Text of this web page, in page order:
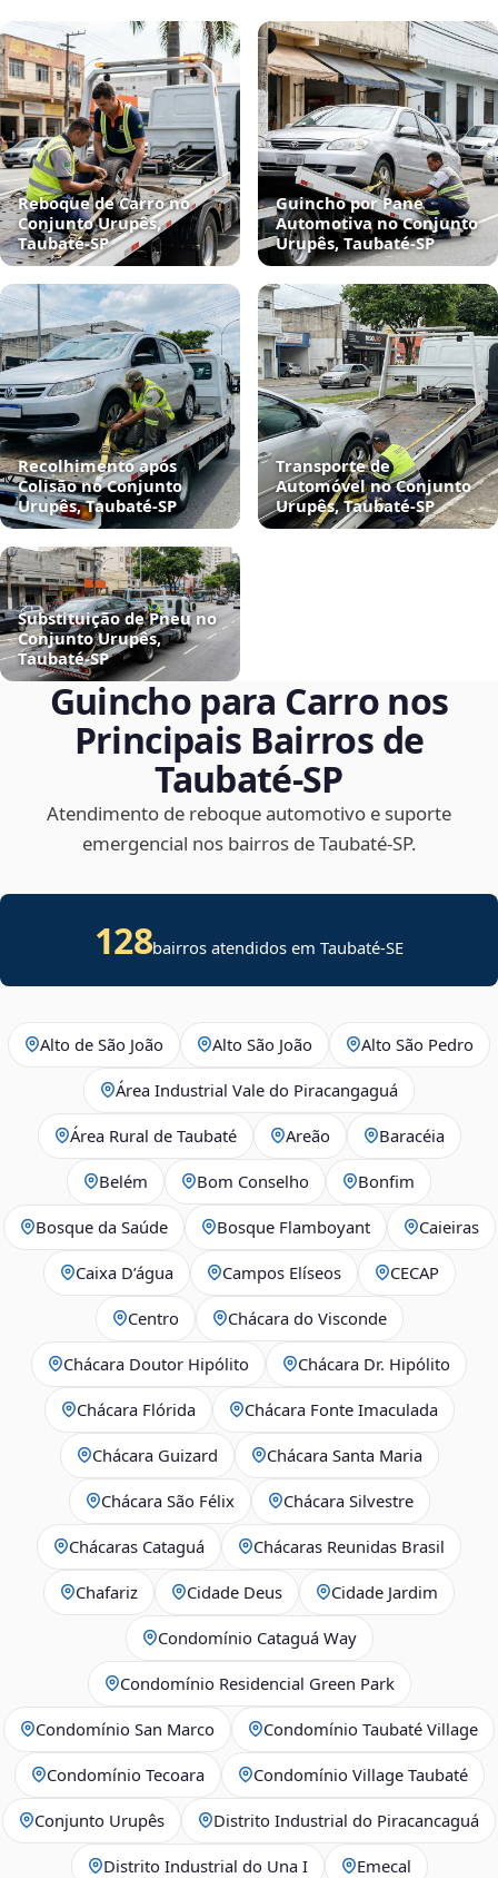
Reboque de Carro no
Conjunto Urupês,
Taubaté‑SP
Guincho por Pane
Automotiva no Conjunto
Urupês, Taubaté‑SP
Recolhimento após
Colisão no Conjunto
Urupês, Taubaté‑SP
Transporte de
Automóvel no Conjunto
Urupês, Taubaté‑SP
Substituição de Pneu no
Conjunto Urupês,
Taubaté‑SP
Guincho para Carro nos
Principais Bairros de
Taubaté‑SP
Atendimento de reboque automotivo e suporte
emergencial nos bairros de Taubaté‑SP.
128bairros atendidos emTaubaté-SE
Alto de São João Alto São João Alto São Pedro
Área Industrial Vale do Piracangaguá
Área Rural de Taubaté Areão Baracéia
Belém Bom Conselho Bonfim
Bosque da Saúde Bosque Flamboyant Caieiras
Caixa D’água Campos Elíseos CECAP
Centro Chácara do Visconde
Chácara Doutor Hipólito Chácara Dr. Hipólito
Chácara Flórida Chácara Fonte Imaculada
Chácara Guizard Chácara Santa Maria
Chácara São Félix Chácara Silvestre
Chácaras Cataguá Chácaras Reunidas Brasil
Chafariz Cidade Deus Cidade Jardim
Condomínio Cataguá Way
Condomínio Residencial Green Park
Condomínio San Marco Condomínio Taubaté Village
Condomínio Tecoara Condomínio Village Taubaté
Conjunto Urupês Distrito Industrial do Piracancaguá
Distrito Industrial do Una I Emecal